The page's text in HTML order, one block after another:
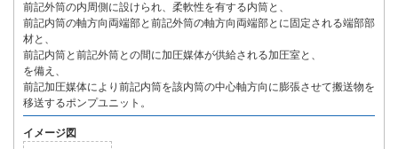
前記外筒の内周側に設けられ、柔軟性を有する内筒と、
前記内筒の軸方向両端部と前記外筒の軸方向両端部とに固定される端部部
材と、
前記内筒と前記外筒との間に加圧媒体が供給される加圧室と、
を備え、
前記加圧媒体により前記内筒を該内筒の中心軸方向に膨張させて搬送物を
移送するポンプユニット。
イメージ図